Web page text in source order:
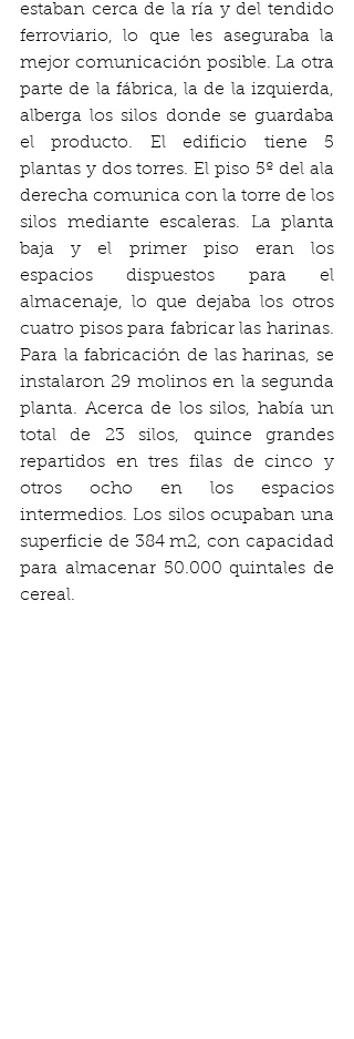
estaban cerca de la ría y del tendido
ferroviario, lo que les aseguraba la
mejor comunicación posible. La otra
parte de la fábrica, la de la izquierda,
alberga los silos donde se guardaba
el producto. El edificio tiene 5
plantas y dos torres. El piso 5º del ala
derecha comunica con la torre de los
silos mediante escaleras. La planta
baja y el primer piso eran los
espacios dispuestos para el
almacenaje, lo que dejaba los otros
cuatro pisos para fabricar las harinas.
Para la fabricación de las harinas, se
instalaron 29 molinos en la segunda
planta. Acerca de los silos, había un
total de 23 silos, quince grandes
repartidos en tres filas de cinco y
otros ocho en los espacios
intermedios. Los silos ocupaban una
superficie de 384 m2, con capacidad
para almacenar 50.000 quintales de
cereal.